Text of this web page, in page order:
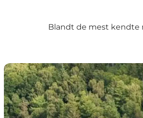
Blandt de mest kendte
Rold StorKro